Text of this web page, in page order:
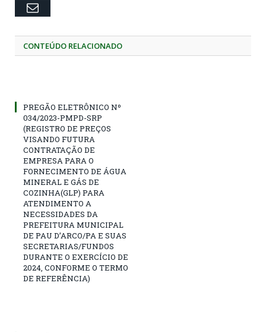
Email
CONTEÚDO RELACIONADO
PREGÃO ELETRÔNICO Nº
034/2023-PMPD-SRP
(REGISTRO DE PREÇOS
VISANDO FUTURA
CONTRATAÇÃO DE
EMPRESA PARA O
FORNECIMENTO DE ÁGUA
MINERAL E GÁS DE
COZINHA(GLP) PARA
ATENDIMENTO A
NECESSIDADES DA
PREFEITURA MUNICIPAL
DE PAU D’ARCO/PA E SUAS
SECRETARIAS/FUNDOS
DURANTE O EXERCÍCIO DE
2024, CONFORME O TERMO
DE REFERÊNCIA)